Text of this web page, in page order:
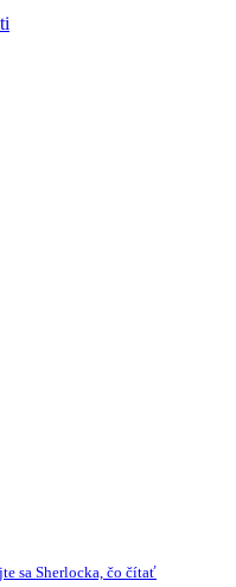
sa Sherlocka, čo čítať